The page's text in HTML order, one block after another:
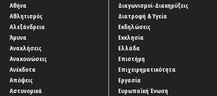
Αθήνα
Αθλητισμός
Αλεξάνδρεια
Άμυνα
Ανακλήσεις
Ανακοινώσεις
Ανέκδοτα
Απόψεις
Αστυνομικά
Διαγωνισμοί-Διακηρύξεις
Διατροφή & Υγεία
Εκδηλώσεις
Εκκλησία
Ελλάδα
Επιστήμη
Επιχειρηματικότητα
Εργασία
Ευρωπαϊκή Ένωση